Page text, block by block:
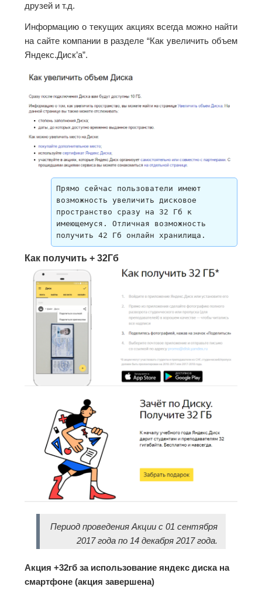
друзей и т.д.
Информацию о текущих акциях всегда можно найти
на сайте компании в разделе “Как увеличить объем
Яндекс.Диск’а”.
Прямо сейчас пользователи имеют
возможность увеличить дисковое
пространство сразу на 32 Гб к
имеющемуся. Отличная возможность
получить 42 Гб онлайн хранилища.
Как получить + 32Гб
Период проведения Акции c 01 сентября
2017 года по 14 декабря 2017 года.
Акция +32гб за использование яндекс диска на
смартфоне (акция завершена)